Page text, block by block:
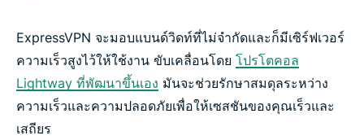
ExpressVPN จะมอบแบนด์วิดท์ที่ไม่จำกัดและก็มีเซิร์ฟเวอร์
ความเร็วสูงไว้ให้ใช้งาน ขับเคลื่อนโดย โปรโตคอล
Lightway ที่พัฒนาขึ้นเอง มันจะช่วยรักษาสมดุลระหว่าง
ความเร็วและความปลอดภัยเพื่อให้เซสชันของคุณเร็วและ
เสถียร